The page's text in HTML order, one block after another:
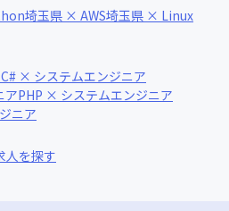
埼玉県 × AWS埼玉県 × Linux
C# × システムエンジニア
アPHP × システムエンジニア
ニア
人を探す